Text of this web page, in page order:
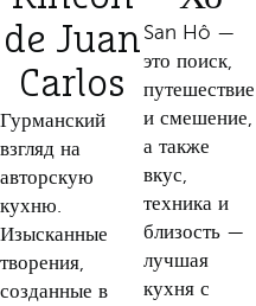
de Juan
Carlos
Гурманский
взгляд на
авторскую
кухню.
Изысканные
творения,
созданные в
San Hô —
это поиск,
путешествие
и смешение,
а также
вкус,
техника и
близость —
лучшая
кухня с